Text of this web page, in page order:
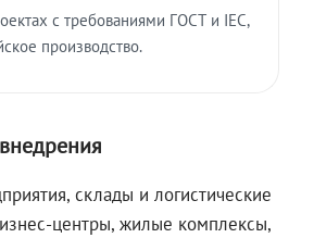
с требованиями ГОСТ и IEC,
производство.
склады и логистические
центры, жилые комплексы,